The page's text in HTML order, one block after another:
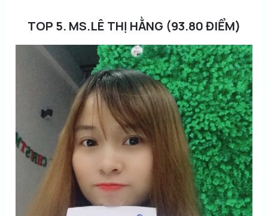
TOP 5. MS.LÊ THỊ HẰNG (93.80 ĐIỂM)